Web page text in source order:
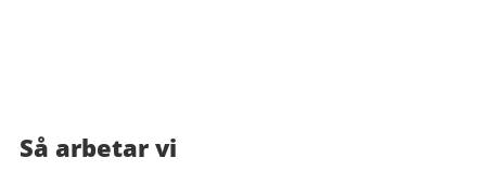
Så arbetar vi